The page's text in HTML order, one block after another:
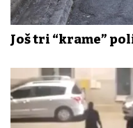
Još tri “krame”